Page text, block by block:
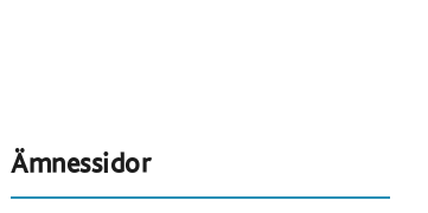
Ämnessidor